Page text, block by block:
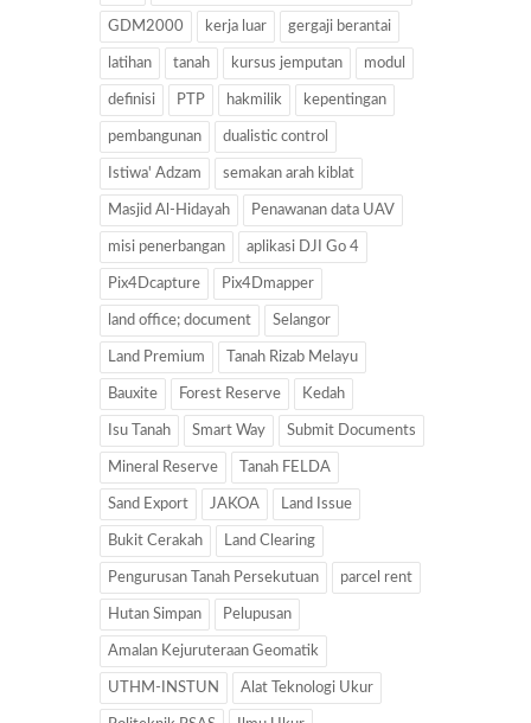
GDM2000 kerja luar gergaji berantai
latihan tanah kursus jemputan modul
definisi PTP hakmilik kepentingan
pembangunan dualistic control
Istiwa' Adzam semakan arah kiblat
Masjid Al-Hidayah Penawanan data UAV
misi penerbangan aplikasi DJI Go 4
Pix4Dcapture Pix4Dmapper
land office; document Selangor
Land Premium Tanah Rizab Melayu
Bauxite Forest Reserve Kedah
Isu Tanah Smart Way Submit Documents
Mineral Reserve Tanah FELDA
Sand Export JAKOA Land Issue
Bukit Cerakah Land Clearing
Pengurusan Tanah Persekutuan parcel rent
Hutan Simpan Pelupusan
Amalan Kejuruteraan Geomatik
UTHM-INSTUN Alat Teknologi Ukur